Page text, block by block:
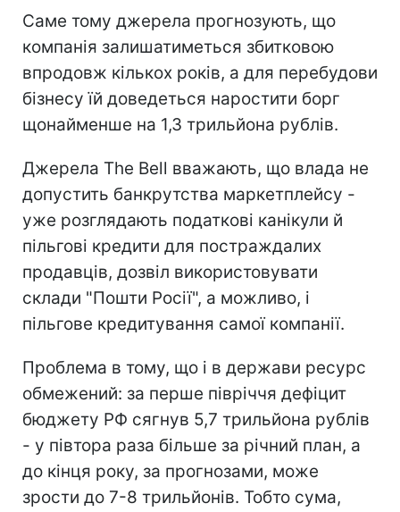
Саме тому джерела прогнозують, що
компанія залишатиметься збитковою
впродовж кількох років, а для перебудови
бізнесу їй доведеться наростити борг
щонайменше на 1,3 трильйона рублів.
Джерела The Bell вважають, що влада не
допустить банкрутства маркетплейсу -
уже розглядають податкові канікули й
пільгові кредити для постраждалих
продавців, дозвіл використовувати
склади "Пошти Росії", а можливо, і
пільгове кредитування самої компанії.
Проблема в тому, що і в держави ресурс
обмежений: за перше півріччя дефіцит
бюджету РФ сягнув 5,7 трильйона рублів
- у півтора раза більше за річний план, а
до кінця року, за прогнозами, може
зрости до 7-8 трильйонів. Тобто сума,